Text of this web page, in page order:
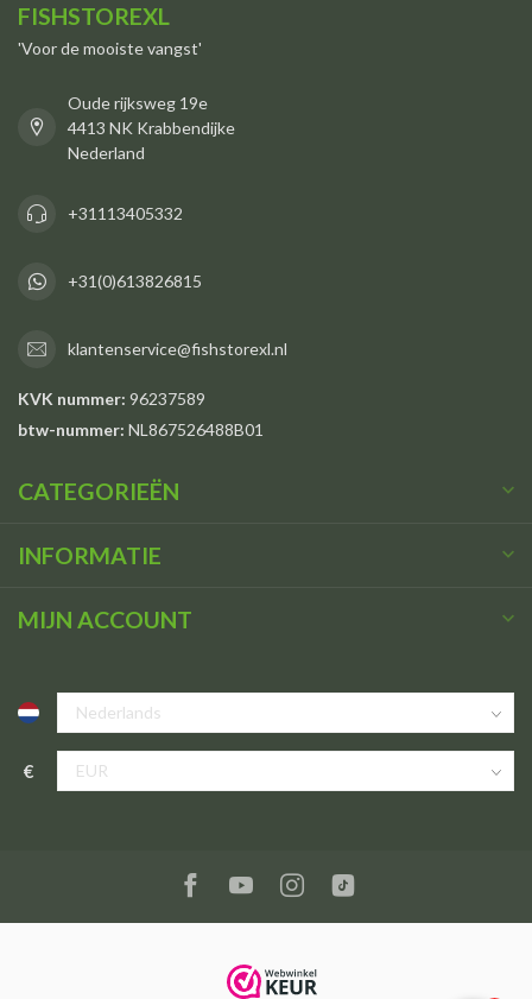
FISHSTOREXL
'Voor de mooiste vangst'
Oude rijksweg 19e
4413 NK Krabbendijke
Nederland
+31113405332
+31(0)613826815
klantenservice@fishstorexl.nl
KVK nummer: 96237589
btw-nummer: NL867526488B01
CATEGORIEËN
INFORMATIE
MIJN ACCOUNT
€